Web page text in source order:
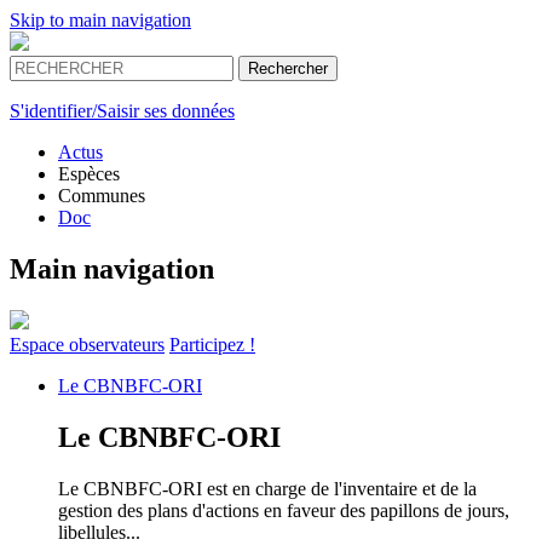
Skip to main navigation
S'identifier/Saisir ses données
Actus
Espèces
Communes
Doc
Main navigation
Espace observateurs Participez !
Le CBNBFC-ORI
Le CBNBFC-ORI
Le CBNBFC-ORI est en charge de l'inventaire et de la
gestion des plans d'actions en faveur des papillons de jours,
libellules...